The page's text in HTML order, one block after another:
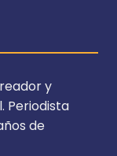
y
Periodista
de